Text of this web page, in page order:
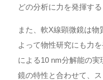
どの分析に力を発揮す
また、軟X線顕微鏡は
よって物性研究にも力
による10 nm分解能の
鏡の特性と合わせて、